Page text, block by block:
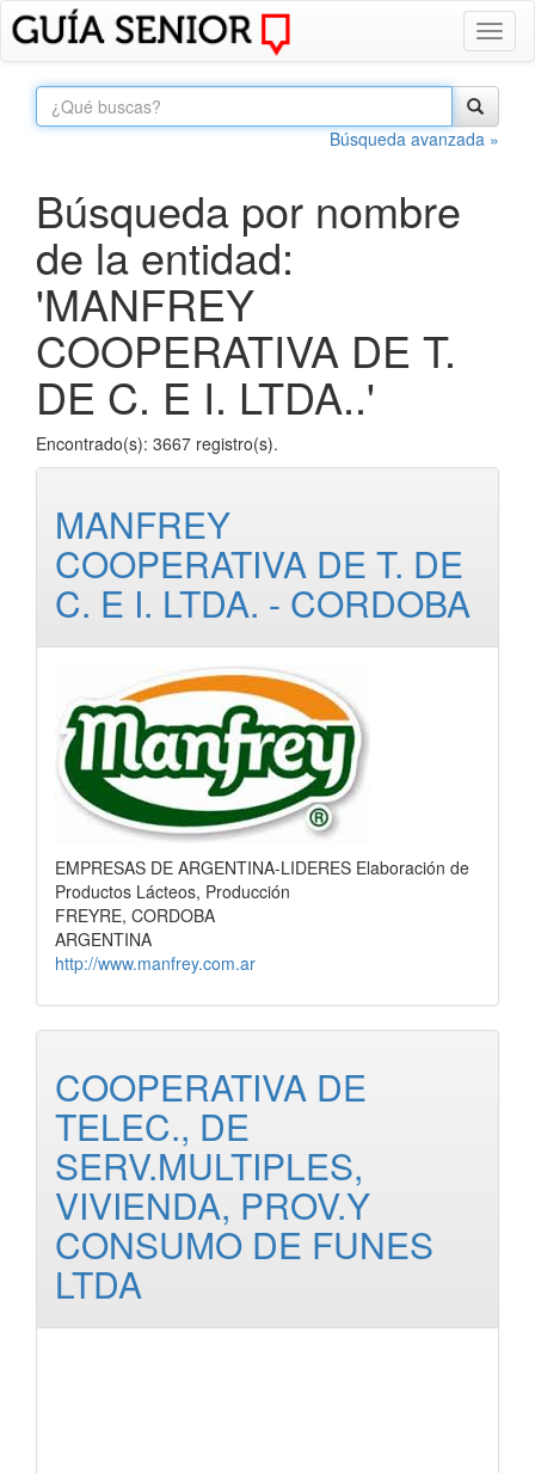
Búsqueda avanzada »
Búsqueda por nombre
de la entidad:
'MANFREY
COOPERATIVA DE T.
DE C. E I. LTDA..'
Encontrado(s): 3667 registro(s).
MANFREY
COOPERATIVA DE T. DE
C. E I. LTDA. - CORDOBA
EMPRESAS DE ARGENTINA-LIDERES Elaboración de
Productos Lácteos, Producción
FREYRE, CORDOBA
ARGENTINA
http://www.manfrey.com.ar
COOPERATIVA DE
TELEC., DE
SERV.MULTIPLES,
VIVIENDA, PROV.Y
CONSUMO DE FUNES
LTDA